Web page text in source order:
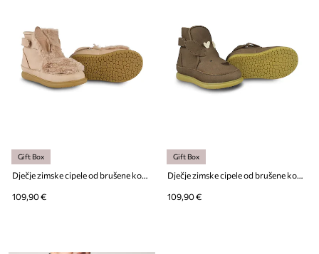
Gift Box
Dječje zimske cipele od brušene kože Donsje Roumi Shoes Fluffy Bunny
109,90 €
Gift Box
Dječje zimske cipele od brušene kože Donsje Dubu Special Shoes Stag
109,90 €